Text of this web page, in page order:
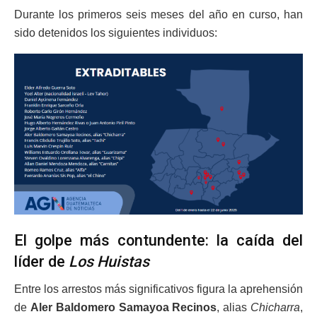
Durante los primeros seis meses del año en curso, han
sido detenidos los siguientes individuos:
El golpe más contundente: la caída del
líder de Los Huistas
Entre los arrestos más significativos figura la aprehensión
de Aler Baldomero Samayoa Recinos, alias Chicharra,